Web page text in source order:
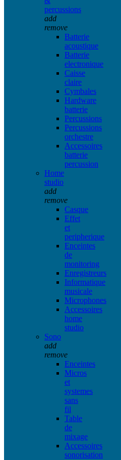
percussions
add
remove
Batterie
acoustique
Batterie
electronique
Caisse
claire
Cymbales
Hardware
batterie
Percussions
Percussions
orchestre
Accessoires
batterie
percussion
Home
studio
add
remove
Casque
Effet
et
peripherique
Enceintes
de
monitoring
Enregistreurs
Informatique
musicale
Microphones
Accessoires
home
studio
Sono
add
remove
Enceintes
Micros
et
systemes
sans
fil
Table
de
mixage
Accessoires
sonorisation